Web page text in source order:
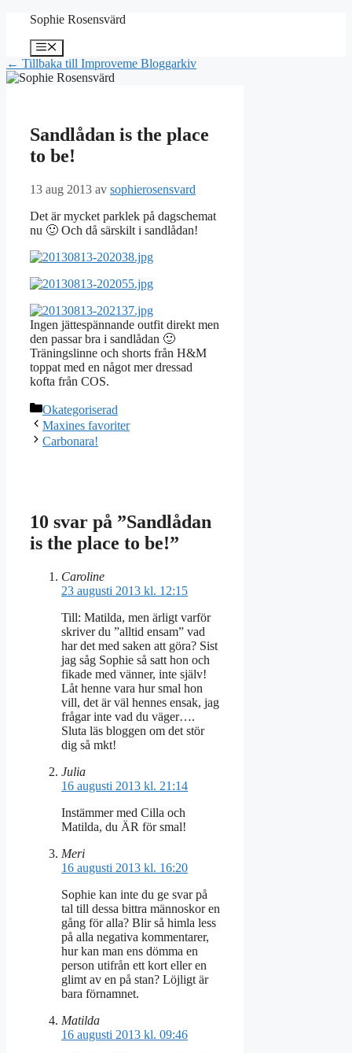
Hoppa
innehåll
Sophie Rosensvärd
Meny
← Tillbaka till Improveme Bloggarkiv
Sandlådan is the place
to be!
13 aug 2013 av sophierosensvard
Det är mycket parklek på dagschemat
nu 🙂 Och då särskilt i sandlådan!
Ingen jättespännande outfit direkt men
den passar bra i sandlådan 🙂
Träningslinne och shorts från H&M
toppat med en något mer dressad
kofta från COS.
Kategorier
Okategoriserad
Maxines favoriter
Carbonara!
10 svar på ”Sandlådan
is the place to be!”
Caroline
23 augusti 2013 kl. 12:15
Till: Matilda, men ärligt varför
skriver du ”alltid ensam” vad
har det med saken att göra? Sist
jag såg Sophie så satt hon och
fikade med vänner, inte själv!
Låt henne vara hur smal hon
vill, det är väl hennes ensak, jag
frågar inte vad du väger….
Sluta läs bloggen om det stör
dig så mkt!
Julia
16 augusti 2013 kl. 21:14
Instämmer med Cilla och
Matilda, du ÄR för smal!
Meri
16 augusti 2013 kl. 16:20
Sophie kan inte du ge svar på
tal till dessa bittra männoskor en
gång för alla? Blir så himla less
på alla negativa kommentarer,
hur kan man ens dömma en
person utifrån ett kort eller en
glimt av en på stan? Löjligt är
bara förnamnet.
Matilda
16 augusti 2013 kl. 09:46